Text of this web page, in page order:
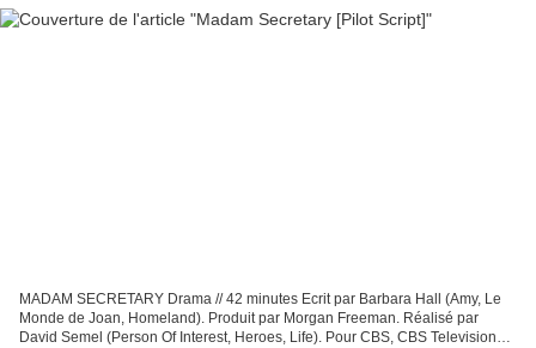
MADAM SECRETARY Drama // 42 minutes Ecrit par Barbara Hall (Amy, Le
Monde de Joan, Homeland). Produit par Morgan Freeman. Réalisé par
David Semel (Person Of Interest, Heroes, Life). Pour CBS, CBS Television